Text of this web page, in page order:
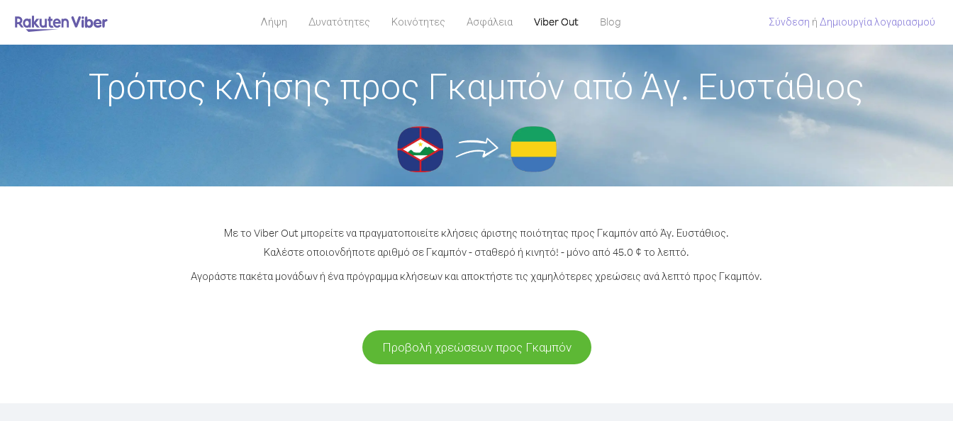
Λήψη Δυνατότητες Κοινότητες Ασφάλεια Viber Out Blog Σύνδεση ή Δημιουργία λογαριασμού
Τρόπος κλήσης προς Γκαμπόν από Άγ. Ευστάθιος
Με το Viber Out μπορείτε να πραγματοποιείτε κλήσεις άριστης ποιότητας προς Γκαμπόν από Άγ. Ευστάθιος.
Καλέστε οποιονδήποτε αριθμό σε Γκαμπόν - σταθερό ή κινητό! - μόνο από 45.0 ¢ το λεπτό.
Αγοράστε πακέτα μονάδων ή ένα πρόγραμμα κλήσεων και αποκτήστε τις χαμηλότερες χρεώσεις ανά λεπτό προς Γκαμπόν.
Προβολή χρεώσεων προς Γκαμπόν